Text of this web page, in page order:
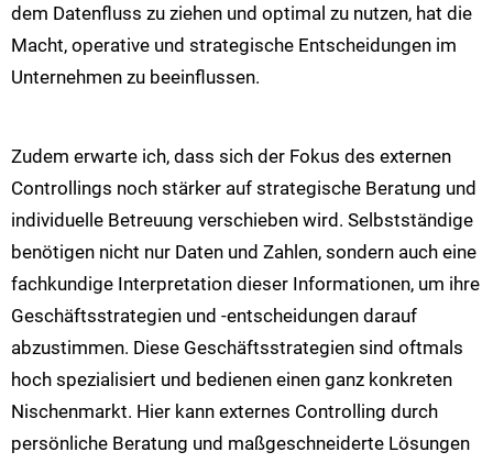
dem Datenfluss zu ziehen und optimal zu nutzen, hat die
Macht, operative und strategische Entscheidungen im
Unternehmen zu beeinflussen​​.
Zudem erwarte ich, dass sich der Fokus des externen
Controllings noch stärker auf strategische Beratung und
individuelle Betreuung verschieben wird. Selbstständige
benötigen nicht nur Daten und Zahlen, sondern auch eine
fachkundige Interpretation dieser Informationen, um ihre
Geschäftsstrategien und -entscheidungen darauf
abzustimmen. Diese Geschäftsstrategien sind oftmals
hoch spezialisiert und bedienen einen ganz konkreten
Nischenmarkt. Hier kann externes Controlling durch
persönliche Beratung und maßgeschneiderte Lösungen